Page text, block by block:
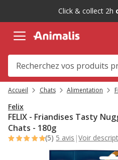
message,
Click & collect 2h
Accueil Chats Alimentation
Felix
FELIX - Friandises Tasty
Chats - 180g
(5) 5 avis |Voir